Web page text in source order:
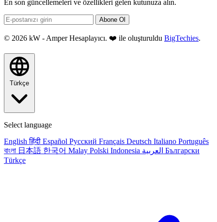
En son güncellemeleri ve özellikleri gelen kutunuza alın.
Abone Ol
© 2026 kW - Amper Hesaplayıcı. ❤️ ile oluşturuldu BigTechies.
Türkçe
Select language
English हिंदी Español Русский Français Deutsch Italiano Português
বাংলা 日本語 한국어 Malay Polski Indonesia العربية Български
Türkçe